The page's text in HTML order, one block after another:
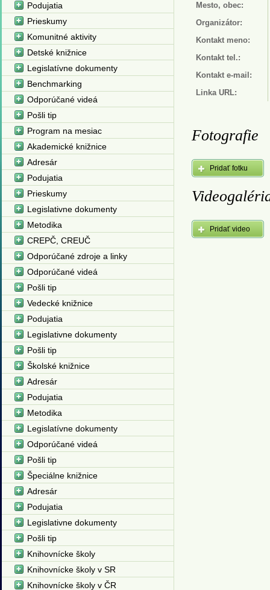
Mesto, obec:
Organizátor:
Kontakt meno:
Kontakt tel.:
Kontakt e-mail:
Linka URL:
Fotografie
Pridať fotku
Pridať video
Podujatia
Prieskumy
Komunitné aktivity
Detské knižnice
Legislatívne dokumenty
Benchmarking
Odporúčané videá
Pošli tip
Program na mesiac
Akademické knižnice
Adresár
Podujatia
Prieskumy
Legislativne dokumenty
Metodika
CREPČ, CREUČ
Odporúčané zdroje a linky
Odporúčané videá
Pošli tip
Vedecké knižnice
Podujatia
Legislativne dokumenty
Pošli tip
Školské knižnice
Adresár
Podujatia
Metodika
Legislatívne dokumenty
Odporúčané videá
Pošli tip
Špeciálne knižnice
Adresár
Podujatia
Legislativne dokumenty
Pošli tip
Knihovnícke školy
Knihovnícke školy v SR
Knihovnícke školy v ČR